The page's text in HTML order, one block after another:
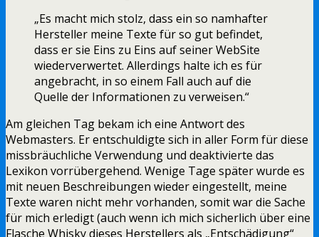
„Es macht mich stolz, dass ein so namhafter
Hersteller meine Texte für so gut befindet,
dass er sie Eins zu Eins auf seiner WebSite
wiederverwertet. Allerdings halte ich es für
angebracht, in so einem Fall auch auf die
Quelle der Informationen zu verweisen.“
Am gleichen Tag bekam ich eine Antwort des
Webmasters. Er entschuldigte sich in aller Form für diese
missbräuchliche Verwendung und deaktivierte das
Lexikon vorrübergehend. Wenige Tage später wurde es
mit neuen Beschreibungen wieder eingestellt, meine
Texte waren nicht mehr vorhanden, somit war die Sache
für mich erledigt (auch wenn ich mich sicherlich über eine
Flasche Whisky dieses Herstellers als „Entschädigung“